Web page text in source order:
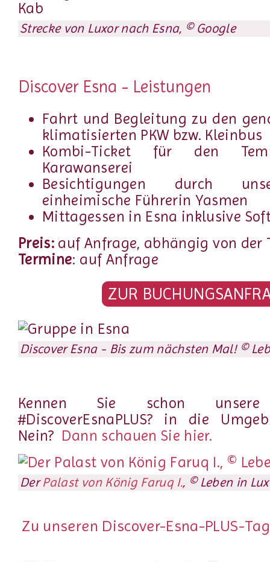
Strecke von Luxor nach Esna, © Google
Discover Esna - Leistungen
Fahrt und Begleitung zu den
klimatisierten PKW bzw. Kleinbus
Kombi-Ticket für den
Karawanserei
Besichtigungen durch
einheimische Führerin Yasmen
Mittagessen in Esna inklusive
Preis: auf Anfrage, abhängig von der
Termine: auf Anfrage
ZUR
Discover Esna - Bis zum nächsten Mal! ©
Kennen Sie schon unsere
#DiscoverEsnaPLUS? in die
Nein? Dann schauen Sie hier.
DerPalast von König Faruq I., © Leben in
Zu unseren Discover-Esna-PLUS-